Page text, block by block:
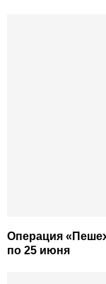
Операция
по 25 июня